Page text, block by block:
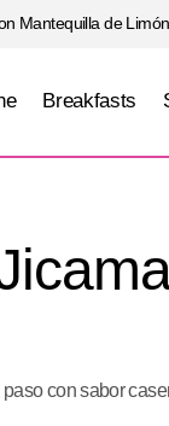
Mantequilla de
Breakfasts
con sabor